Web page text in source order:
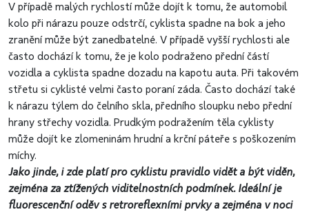
V případě malých rychlostí může dojít k tomu, že automobil
kolo při nárazu pouze odstrčí, cyklista spadne na bok a jeho
zranění může být zanedbatelné. V případě vyšší rychlosti ale
často dochází k tomu, že je kolo podraženo přední částí
vozidla a cyklista spadne dozadu na kapotu auta. Při takovém
střetu si cyklisté velmi často poraní záda. Často dochází také
k nárazu týlem do čelního skla, předního sloupku nebo přední
hrany střechy vozidla. Prudkým podražením těla cyklisty
může dojít ke zlomeninám hrudní a krční páteře s poškozením
míchy.
Jako jinde, i zde platí pro cyklistu pravidlo vidět a být viděn,
zejména za ztížených viditelnostních podmínek. Ideální je
fluorescenční oděv s retroreflexními prvky a zejména v noci